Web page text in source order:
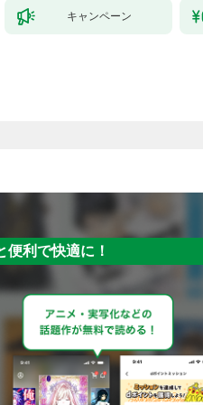
キャンペーン
便利で快適に！